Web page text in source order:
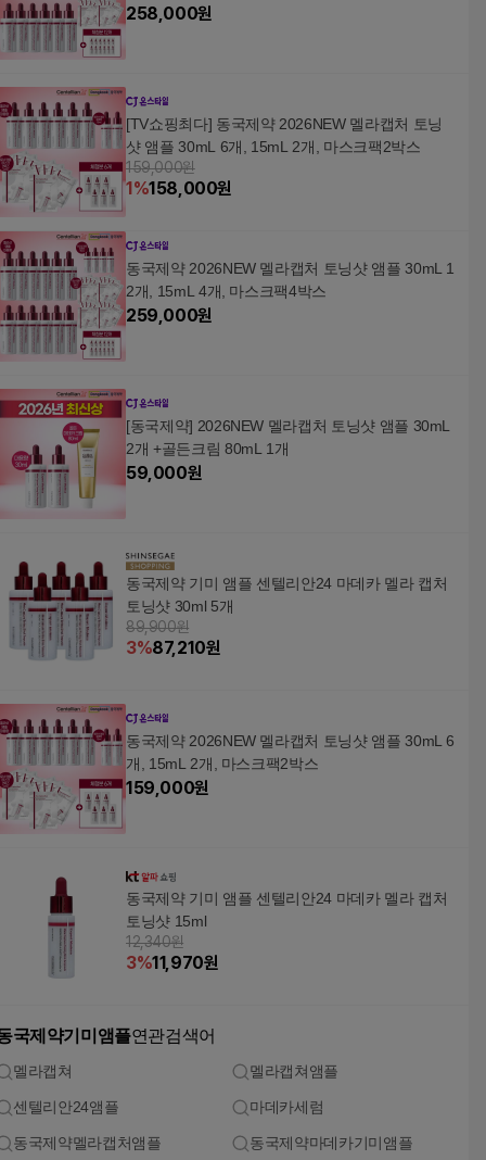
258,000원
[TV쇼핑최다] 동국제약 2026NEW 멜라캡처 토닝
샷 앰플 30mL 6개, 15mL 2개, 마스크팩2박스
159,000원
1%158,000원
동국제약 2026NEW 멜라캡처 토닝샷 앰플 30mL 1
2개, 15mL 4개, 마스크팩4박스
259,000원
[동국제약] 2026NEW 멜라캡처 토닝샷 앰플 30mL
2개 +골든크림 80mL 1개
59,000원
동국제약 기미 앰플 센텔리안24 마데카 멜라 캡처
토닝샷 30ml 5개
89,900원
3%87,210원
동국제약 2026NEW 멜라캡처 토닝샷 앰플 30mL 6
개, 15mL 2개, 마스크팩2박스
159,000원
동국제약 기미 앰플 센텔리안24 마데카 멜라 캡처
토닝샷 15ml
12,340원
3%11,970원
국제약기미앰플연관검색어
멜라캡쳐 멜라캡쳐앰플
센텔리안24앰플 마데카세럼
동국제약멜라캡처앰플 동국제약마데카기미앰플